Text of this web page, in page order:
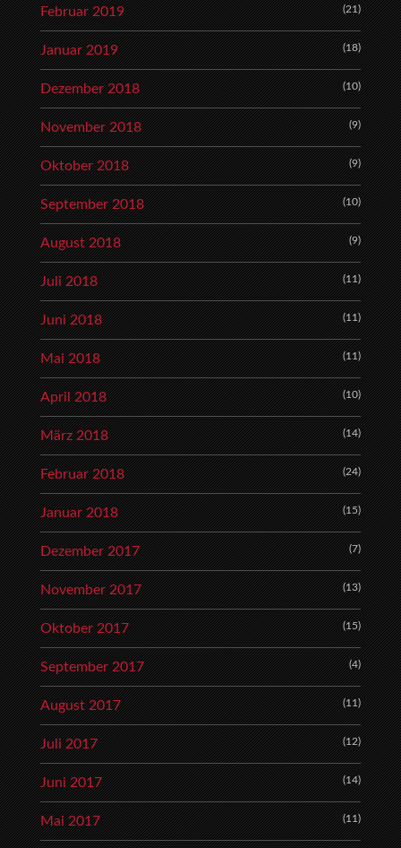
Februar 2019 (21)
Januar 2019 (18)
Dezember 2018 (10)
November 2018 (9)
Oktober 2018 (9)
September 2018 (10)
August 2018 (9)
Juli 2018 (11)
Juni 2018 (11)
Mai 2018 (11)
April 2018 (10)
März 2018 (14)
Februar 2018 (24)
Januar 2018 (15)
Dezember 2017 (7)
November 2017 (13)
Oktober 2017 (15)
September 2017 (4)
August 2017 (11)
Juli 2017 (12)
Juni 2017 (14)
Mai 2017 (11)